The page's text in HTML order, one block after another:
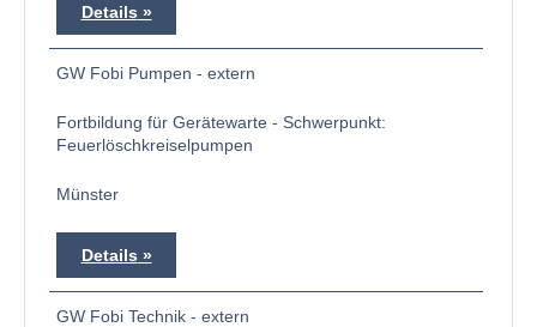
Details
GW Fobi Pumpen - extern
Fortbildung für Gerätewarte - Schwerpunkt:
Feuerlöschkreiselpumpen
Münster
Details
GW Fobi Technik - extern